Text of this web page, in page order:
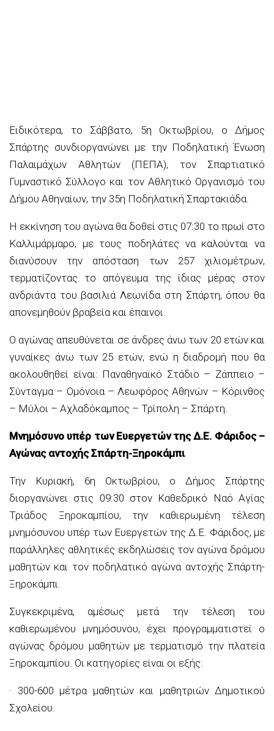
Ειδικότερα, το Σάββατο, 5η Οκτωβρίου, ο Δήμος
Σπάρτης συνδιοργανώνει με την Ποδηλατική Ένωση
Παλαιμάχων Αθλητών (ΠΕΠΑ), τον Σπαρτιατικό
Γυμναστικό Σύλλογο και τον Αθλητικό Οργανισμό του
Δήμου Αθηναίων, την 35η Ποδηλατική Σπαρτακιάδα.
Η εκκίνηση του αγώνα θα δοθεί στις 07:30 το πρωί στο
Καλλιμάρμαρο, με τους ποδηλάτες να καλούνται να
διανύσουν την απόσταση των 257 χιλιομέτρων,
τερματίζοντας το απόγευμα της ίδιας μέρας στον
ανδριάντα του βασιλιά Λεωνίδα στη Σπάρτη, όπου θα
απονεμηθούν βραβεία και έπαινοι.
Ο αγώνας απευθύνεται σε άνδρες άνω των 20 ετών και
γυναίκες άνω των 25 ετών, ενώ η διαδρομή που θα
ακολουθηθεί είναι: Παναθηναϊκό Στάδιο – Ζάππειο –
Σύνταγμα – Ομόνοια – Λεωφόρος Αθηνών – Κόρινθος
– Μύλοι – Αχλαδόκαμπος – Τρίπολη – Σπάρτη.
Μνημόσυνο υπέρ των Ευεργετών της Δ.Ε. Φάριδος –
Αγώνας αντοχής Σπάρτη-Ξηροκάμπι
Την Κυριακή, 6η Οκτωβρίου, ο Δήμος Σπάρτης
διοργανώνει στις 09:30 στον Καθεδρικό Ναό Αγίας
Τριάδος Ξηροκαμπίου, την καθιερωμένη τέλεση
μνημόσυνου υπέρ των Ευεργετών της Δ.Ε. Φάριδος, με
παράλληλες αθλητικές εκδηλώσεις τον αγώνα δρόμου
μαθητών και τον ποδηλατικό αγώνα αντοχής Σπάρτη-
Ξηροκάμπι.
Συγκεκριμένα, αμέσως μετά την τέλεση του
καθιερωμένου μνημόσυνου, έχει προγραμματιστεί ο
αγώνας δρόμου μαθητών με τερματισμό την πλατεία
Ξηροκαμπίου. Οι κατηγορίες είναι οι εξής:
· 300-600 μέτρα μαθητών και μαθητριών Δημοτικού
Σχολείου.